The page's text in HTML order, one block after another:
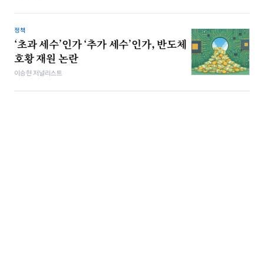
정책
‘초과 세수’인가 ‘추가 세수’인가, 반도체
호황 재원 논란
이승현 저널리스트